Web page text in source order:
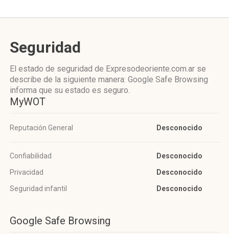
Seguridad
El estado de seguridad de Expresodeoriente.com.ar se
describe de la siguiente manera: Google Safe Browsing
informa que su estado es seguro.
MyWOT
Reputación General Desconocido
Confiabilidad
Desconocido
Privacidad
Desconocido
Seguridad infantil
Desconocido
Google Safe Browsing